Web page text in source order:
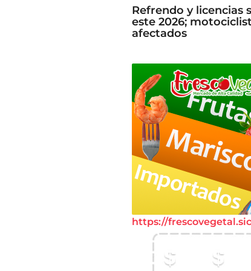
Refrendo y licencias
este 2026;
afectados
https://